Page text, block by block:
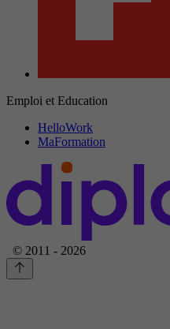
Emploi et Education
HelloWork
MaFormation
© 2011 - 2026